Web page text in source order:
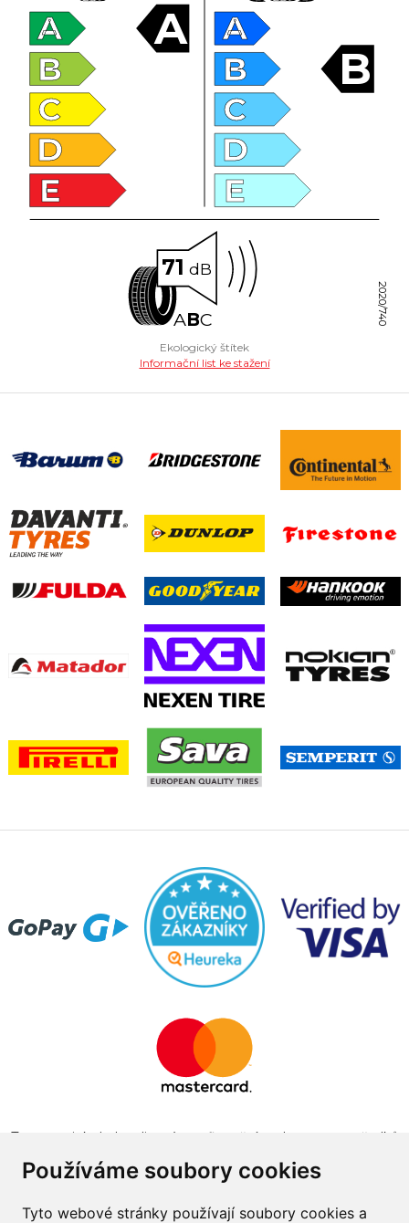
Používáme soubory cookies
Tyto webové stránky používají soubory cookies a
A
B
C
D
E
A A
B
C
D
E
B
71 dB
ABC 2020/740
Ekologický štítek
Informační list ke stažení
Tento projekt byl realizován za finanční podpory z prostředků
obchodu v programu The Country for the Future